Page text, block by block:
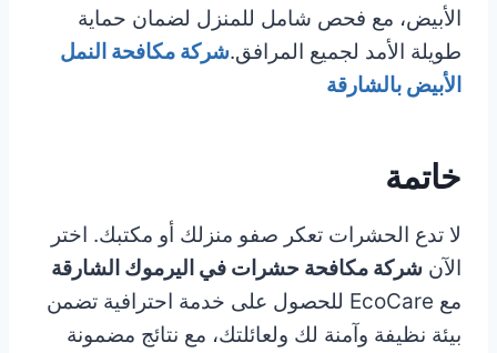
الأبيض، مع فحص شامل للمنزل لضمان حماية
طويلة الأمد لجميع المرافق.شركة مكافحة النمل
الأبيض بالشارقة
خاتمة
لا تدع الحشرات تعكر صفو منزلك أو مكتبك. اختر
الآن شركة مكافحة حشرات في اليرموك الشارقة
مع EcoCare للحصول على خدمة احترافية تضمن
بيئة نظيفة وآمنة لك ولعائلتك، مع نتائج مضمونة